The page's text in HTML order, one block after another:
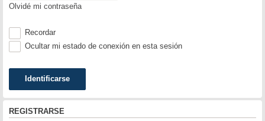
Olvidé mi contraseña
Recordar
Ocultar mi estado de conexión en esta sesión
REGISTRARSE